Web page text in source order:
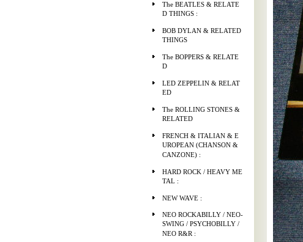
The BEATLES & RELATE
D THINGS :
BOB DYLAN & RELATED
THINGS
The BOPPERS & RELATE
D
LED ZEPPELIN & RELAT
ED
The ROLLING STONES &
RELATED
FRENCH & ITALIAN & E
UROPEAN (CHANSON &
CANZONE) :
HARD ROCK / HEAVY ME
TAL :
NEW WAVE :
NEO ROCKABILLY / NEO-
SWING / PSYCHOBILLY /
NEO R&R :